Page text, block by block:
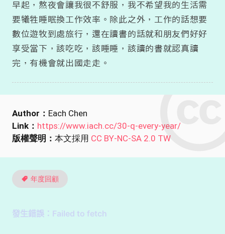
早起，熬夜會讓我很不舒服，我不希望我的生活需
要犧牲睡眠換工作效率。除此之外，工作的話想要
數位遊牧到處旅行，還在讀書的話就和朋友們好好
享受當下，該吃吃，該睡睡，該讀的書就認真讀
完，有機會就出國走走。
Author： Each Chen
Link： https://www.iach.cc/30-q-every-year/
版權聲明： 本文採用 CC BY-NC-SA 2.0 TW
年度回顧